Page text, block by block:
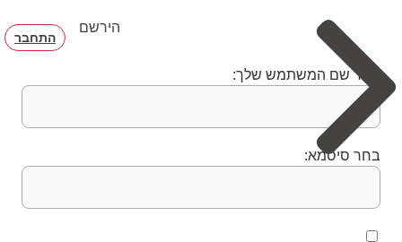
הירשם
התחבר
בחר שם המשתמש שלך:
בחר סיסמא: